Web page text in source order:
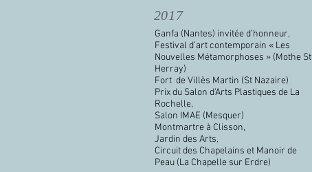
2017
Ganfa (Nantes) invitée d’honneur,
Festival d’art contemporain « Les
Nouvelles Métamorphoses » (Mothe St
Herray)
Fort de Villès Martin (St Nazaire)
Prix du Salon d’Arts Plastiques de La
Rochelle,
Salon IMAE (Mesquer)
Montmartre à Clisson,
Jardin des Arts,
Circuit des Chapelains et Manoir de
Peau (La Chapelle sur Erdre)